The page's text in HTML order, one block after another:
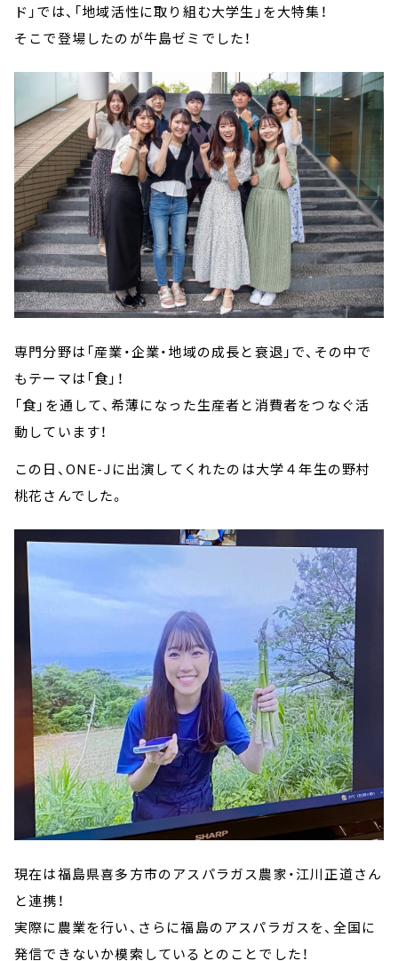
ド」では、「地域活性に取り組む大学生」を大特集！
そこで登場したのが牛島ゼミでした！
専門分野は「産業・企業・地域の成長と衰退」で、その中で
もテーマは「食」！
「食」を通して、希薄になった生産者と消費者をつなぐ活
動しています！
この日、ONE-Jに出演してくれたのは大学４年生の野村
桃花さんでした。
現在は福島県喜多方市のアスパラガス農家・江川正道さん
と連携！
実際に農業を行い、さらに福島のアスパラガスを、全国に
発信できないか模索しているとのことでした！